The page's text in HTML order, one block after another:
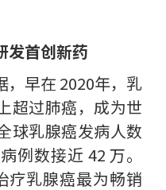
发首创新药
，早在 2020年，乳
超过肺癌，成为世
球乳腺癌发病人数
例数接近 42 万。
疗乳腺癌最为畅销